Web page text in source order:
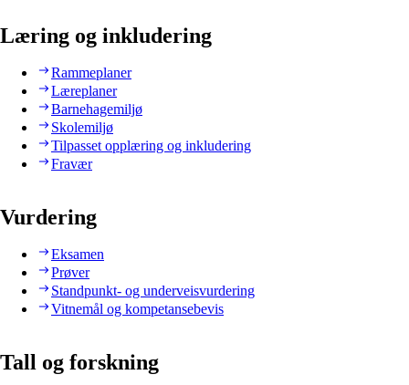
Læring og inkludering
Rammeplaner
Læreplaner
Barnehagemiljø
Skolemiljø
Tilpasset opplæring og inkludering
Fravær
Vurdering
Eksamen
Prøver
Standpunkt- og underveisvurdering
Vitnemål og kompetansebevis
Tall og forskning